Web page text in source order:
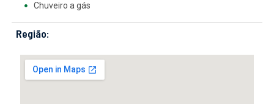
Chuveiro a gás
Região: